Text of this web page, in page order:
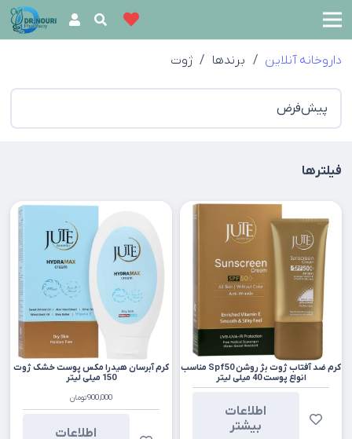
داروخانه آنلاین / برندها / ژوت
فیلترها
کرم ضد آفتاب ژوت بژ روشن Spf50 مناسب
انواع پوست 40 میلی لیتر
اطلاعات
بیشتر
کرم آبرسان هیدرا مکس پوست خشک ژوت
150 میلی لیتر
900,000تومان
اطلاعات